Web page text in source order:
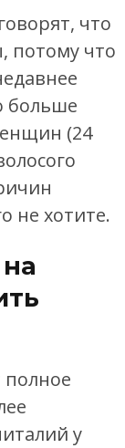
что
потому что
больше
(24
не хотите.
полное
у